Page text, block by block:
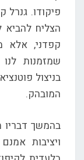
פיקודו. גנרל
הצליח להביא
קפדני, אלא
שמזמנות
בניצול
המובהק.
בהמשך דבריו
ויציבות